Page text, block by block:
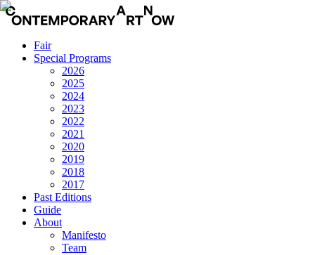
Fair
Special Programs
2026
2025
2024
2023
2022
2021
2020
2019
2018
2017
Past Editions
Guide
About
Manifesto
Team